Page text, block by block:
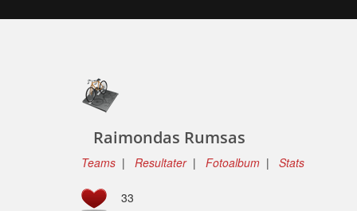
Raimondas Rumsas
Teams | Resultater| Fotoalbum | Stats
33